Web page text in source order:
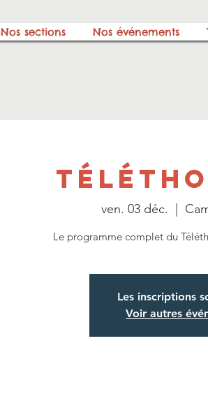
Nos sections Nos événements
ven. 03 déc.
Le programme complet du
Les inscriptions
Voir autres